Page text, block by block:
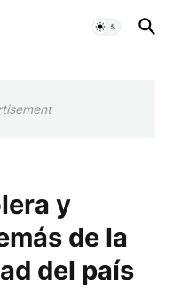
y
de la
del país